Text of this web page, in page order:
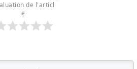
de l'articl
e